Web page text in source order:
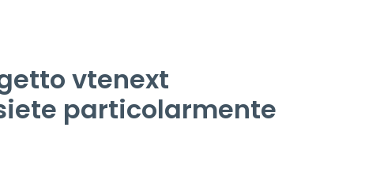
vtenext
particolarmente